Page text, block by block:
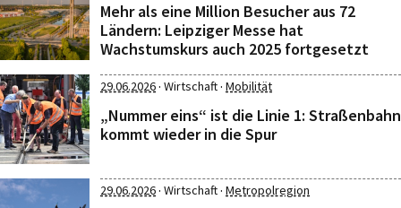
Mehr als eine Million Besucher aus 72
Ländern: Leipziger Messe hat
Wachstumskurs auch 2025 fortgesetzt
29.06.2026· Wirtschaft· Mobilität
„Nummer eins“ ist die Linie 1: Straßenbahn
kommt wieder in die Spur
29.06.2026· Wirtschaft· Metropolregion